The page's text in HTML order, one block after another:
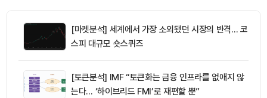
[마켓분석] 세계에서 가장 소외됐던 시장의 반격… 코
스피 대규모 숏스퀴즈
[토큰분석] IMF “토큰화는 금융 인프라를 없애지 않
는다… ‘하이브리드 FMI’로 재편할 뿐”